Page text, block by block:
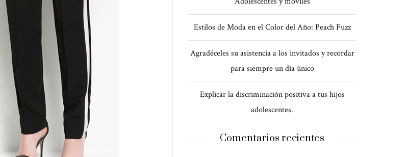
Estilos de Moda en el Color del Año: Peach Fuzz
Agradéceles su asistencia a los invitados y recordar
para siempre un día único
Explicar la discriminación positiva a tus hijos
adolescentes.
Comentarios recientes